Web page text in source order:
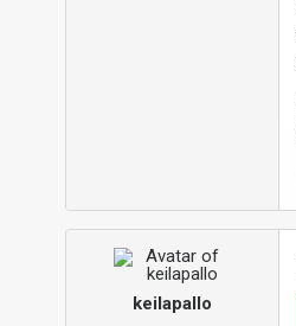
keilapallo